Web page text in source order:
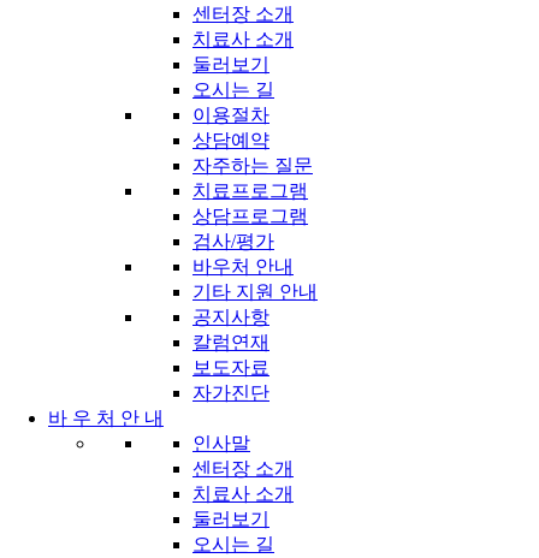
센터장 소개
치료사 소개
둘러보기
오시는 길
이용절차
상담예약
자주하는 질문
치료프로그램
상담프로그램
검사/평가
바우처 안내
기타 지원 안내
공지사항
칼럼연재
보도자료
자가진단
바 우 처 안 내
인사말
센터장 소개
치료사 소개
둘러보기
오시는 길